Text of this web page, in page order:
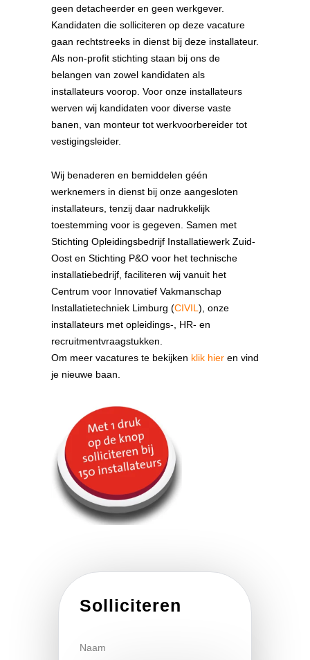
geen detacheerder en geen werkgever.
Kandidaten die solliciteren op deze vacature
gaan rechtstreeks in dienst bij deze installateur.
Als non-profit stichting staan bij ons de
belangen van zowel kandidaten als
installateurs voorop. Voor onze installateurs
werven wij kandidaten voor diverse vaste
banen, van monteur tot werkvoorbereider tot
vestigingsleider.
Wij benaderen en bemiddelen géén
werknemers in dienst bij onze aangesloten
installateurs, tenzij daar nadrukkelijk
toestemming voor is gegeven. Samen met
Stichting Opleidingsbedrijf Installatiewerk Zuid-
Oost en Stichting P&O voor het technische
installatiebedrijf, faciliteren wij vanuit het
Centrum voor Innovatief Vakmanschap
Installatietechniek Limburg (CIVIL ), onze
installateurs met opleidings-, HR- en
recruitmentvraagstukken.
Om meer vacatures te bekijken klik hier en vind
je nieuwe baan.
Solliciteren
Naam